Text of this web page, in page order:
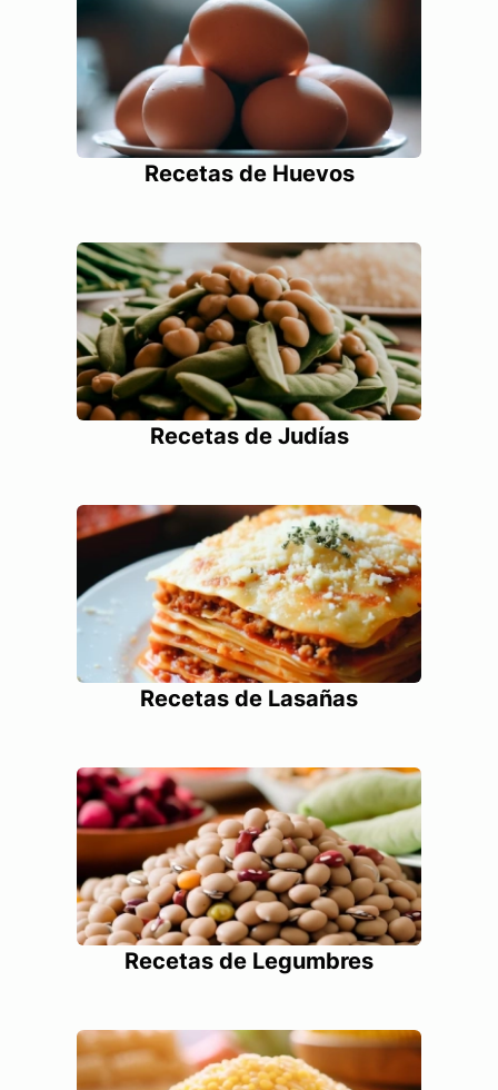
Recetas de Huevos
Recetas de Judías
Recetas de Lasañas
Recetas de Legumbres